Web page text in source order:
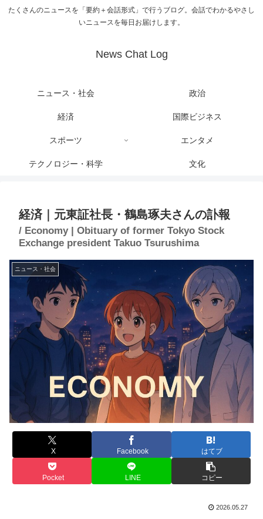
たくさんのニュースを「要約＋会話形式」で行うブログ。会話でわかるやさし
いニュースを毎日お届けします。
News Chat Log
ニュース・社会 政治
経済 国際ビジネス
スポーツ エンタメ
テクノロジー・科学 文化
経済｜元東証社長・鶴島琢夫さんの訃報
/ Economy | Obituary of former Tokyo Stock
Exchange president Takuo Tsurushima
ニュース・社会
X Facebook はてブ
Pocket LINE コピー
2026.05.27